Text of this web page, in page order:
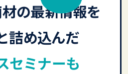
の最新情報を
詰め込んだ
セミナーも